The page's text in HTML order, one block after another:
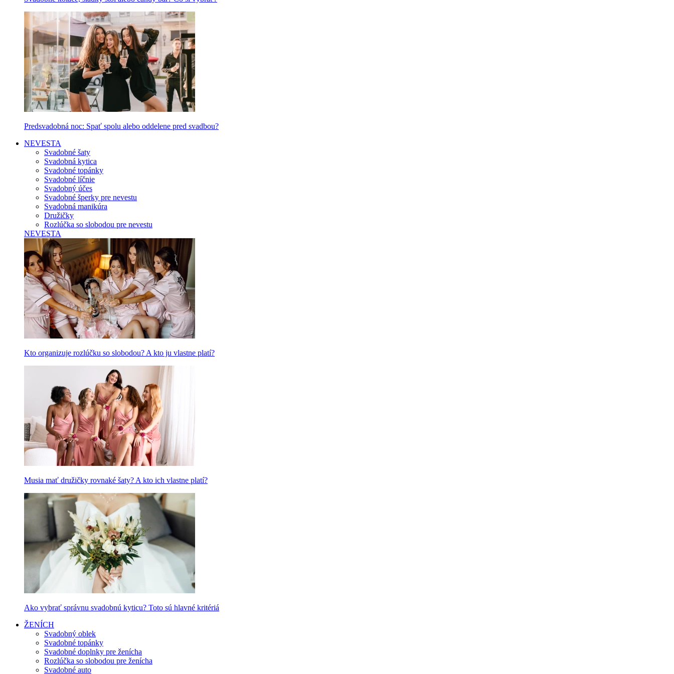
Predsvadobná noc: Spať spolu alebo oddelene pred svadbou?
NEVESTA
Svadobné šaty
Svadobná kytica
Svadobné topánky
Svadobné líčnie
Svadobný účes
Svadobné šperky pre nevestu
Svadobná manikúra
Družičky
Rozlúčka so slobodou pre nevestu
NEVESTA
Kto organizuje rozlúčku so slobodou? A kto ju vlastne platí?
Musia mať družičky rovnaké šaty? A kto ich vlastne platí?
Ako vybrať správnu svadobnú kyticu? Toto sú hlavné kritériá
ŽENÍCH
Svadobný oblek
Svadobné topánky
Svadobné doplnky pre ženícha
Rozlúčka so slobodou pre ženícha
Svadobné auto